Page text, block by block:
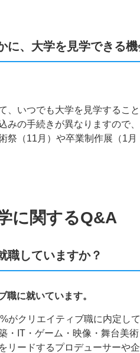
に、大学を見学できる
、いつでも大学を見学するこ
みの手続きが異なりますので
祭（11月）や卒業制作展（1月
に関するQ&A
職していますか？
職に就いています。
がクリエイティブ職に内定し
・IT・ゲーム・映像・舞台美
リードするプロデューサーや